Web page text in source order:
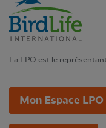
La LPO est le
Mon Espace LPO